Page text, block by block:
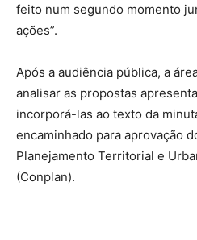
feito num segundo momento
ações”.
Após a audiência pública, a
analisar as propostas
incorporá-las ao texto da
encaminhado para aprovação
Planejamento Territorial e
(Conplan).